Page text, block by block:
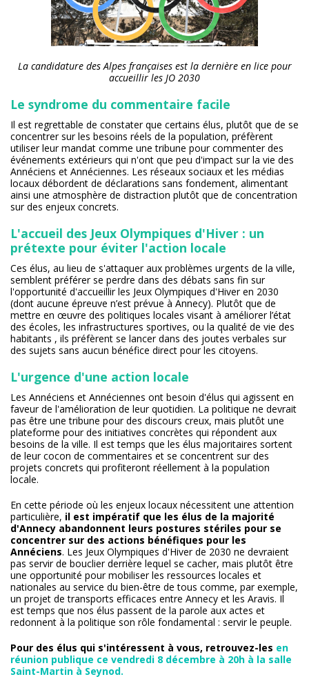
La candidature des Alpes françaises est la dernière en lice pour
accueillir les JO 2030
Le syndrome du commentaire facile
Il est regrettable de constater que certains élus, plutôt que de se
concentrer sur les besoins réels de la population, préfèrent
utiliser leur mandat comme une tribune pour commenter des
événements extérieurs qui n'ont que peu d'impact sur la vie des
Annéciens et Annéciennes. Les réseaux sociaux et les médias
locaux débordent de déclarations sans fondement, alimentant
ainsi une atmosphère de distraction plutôt que de concentration
sur des enjeux concrets.
L'accueil des Jeux Olympiques d'Hiver : un
prétexte pour éviter l'action locale
Ces élus, au lieu de s'attaquer aux problèmes urgents de la ville,
semblent préférer se perdre dans des débats sans fin sur
l'opportunité d'accueillir les Jeux Olympiques d'Hiver en 2030
(dont aucune épreuve n’est prévue à Annecy). Plutôt que de
mettre en œuvre des politiques locales visant à améliorer l’état
des écoles, les infrastructures sportives, ou la qualité de vie des
habitants , ils préfèrent se lancer dans des joutes verbales sur
des sujets sans aucun bénéfice direct pour les citoyens.
L'urgence d'une action locale
Les Annéciens et Annéciennes ont besoin d'élus qui agissent en
faveur de l'amélioration de leur quotidien. La politique ne devrait
pas être une tribune pour des discours creux, mais plutôt une
plateforme pour des initiatives concrètes qui répondent aux
besoins de la ville. Il est temps que les élus majoritaires sortent
de leur cocon de commentaires et se concentrent sur des
projets concrets qui profiteront réellement à la population
locale.
En cette période où les enjeux locaux nécessitent une attention
particulière, il est impératif que les élus de la majorité
d'Annecy abandonnent leurs postures stériles pour se
concentrer sur des actions bénéfiques pour les
Annéciens. Les Jeux Olympiques d'Hiver de 2030 ne devraient
pas servir de bouclier derrière lequel se cacher, mais plutôt être
une opportunité pour mobiliser les ressources locales et
nationales au service du bien-être de tous comme, par exemple,
un projet de transports efficaces entre Annecy et les Aravis. Il
est temps que nos élus passent de la parole aux actes et
redonnent à la politique son rôle fondamental : servir le peuple.
Pour des élus qui s'intéressent à vous, retrouvez-les en
réunion publique ce vendredi 8 décembre à 20h à la salle
Saint-Martin à Seynod.